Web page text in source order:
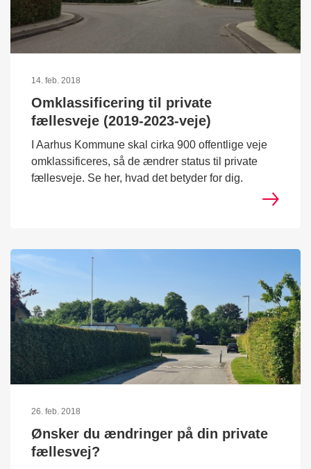
14. feb. 2018
Omklassificering til private
fællesveje (2019-2023-veje)
I Aarhus Kommune skal cirka 900 offentlige veje
omklassificeres, så de ændrer status til private
fællesveje. Se her, hvad det betyder for dig.
26. feb. 2018
Ønsker du ændringer på din private
fællesvej?